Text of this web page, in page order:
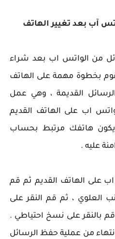
آب بعد تغيير الهاتف
من الواتس اب بعد شراء
بخطوة مهمة على الهاتف
القديمة ، وهي عمل
اب على الهاتف القديم
يكون هاتفك مرتبط بحساب
على الهاتف القديم ثم قم
العلوي ، ثم قم النقر على
بالنقر على نسخ احتياطي .
من عملية حفظ الرسائل